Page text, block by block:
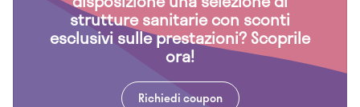
strutture sanitarie con sconti
esclusivi sulle prestazioni? Scoprile
ora!
Richiedi coupon